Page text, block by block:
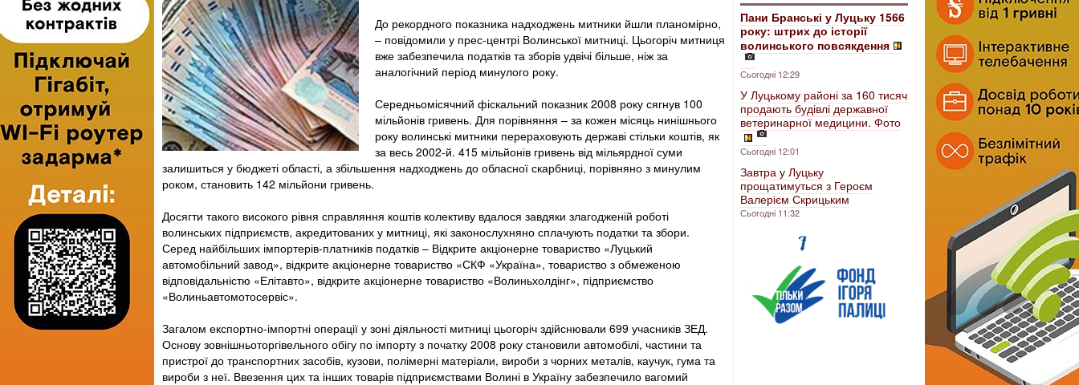
До рекордного показника надходжень митники йшли планомірно,
– повідомили у прес-центрі Волинської митниці. Цьогоріч митниця
вже забезпечила податків та зборів удвічі більше, ніж за
аналогічний період минулого року.
Середньомісячний фіскальний показник 2008 року сягнув 100
мільйонів гривень. Для порівняння – за кожен місяць нинішнього
року волинські митники перераховують державі стільки коштів, як
за весь 2002-й. 415 мільйонів гривень від мільярдної суми
залишиться у бюджеті області, а збільшення надходжень до обласної скарбниці, порівняно з минулим
роком, становить 142 мільйони гривень.
Досягти такого високого рівня справляння коштів колективу вдалося завдяки злагодженій роботі
волинських підприємств, акредитованих у митниці, які законослухняно сплачують податки та збори.
Серед найбільших імпортерів-платників податків – Відкрите акціонерне товариство «Луцький
автомобільний завод», відкрите акціонерне товариство «СКФ «Україна», товариство з обмеженою
відповідальністю «Елітавто», відкрите акціонерне товариство «Волиньхолдінг», підприємство
«Волиньавтомотосервіс».
Загалом експортно-імпортні операції у зоні діяльності митниці цьогоріч здійснювали 699 учасників ЗЕД.
Основу зовнішньоторгівельного обігу по імпорту з початку 2008 року становили автомобілі, частини та
пристрої до транспортних засобів, кузови, полімерні матеріали, вироби з чорних металів, каучук, гума та
вироби з неї. Ввезення цих та інших товарів підприємствами Волині в Україну забезпечило вагомий
Пани Бранські у Луцьку 1566
року: штрих до історії
волинського повсякдення
Сьогодні 12:29
У Луцькому районі за 160 тисяч
продають будівлі державної
ветеринарної медицини. Фото
Сьогодні 12:01
Завтра у Луцьку
прощатимуться з Героєм
Валерієм Скрицьким
Сьогодні 11:32